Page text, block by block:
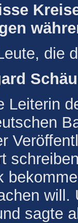
die
Leiterin
will.
sagte